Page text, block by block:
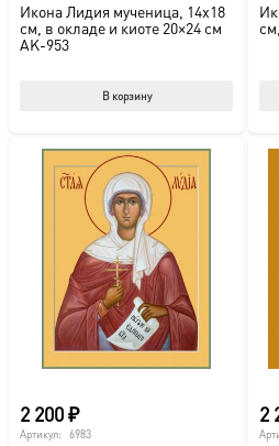
Икона Лидия мученица, 14х18
см, в окладе и киоте 20×24 см
AK-953
В корзину
2 200₽
Артикул: 6983
2